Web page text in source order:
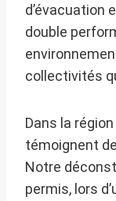
d’évacuation
double
collectivités
Dans la
témoignent
Notre
permis, lors